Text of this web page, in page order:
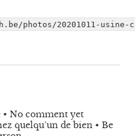
photos/20201011-
• No comment yet
quelqu’un de bien • Be